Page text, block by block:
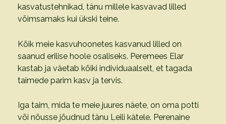
kasvatustehnikad, tänu millele kasvavad lilled
võimsamaks kui ükski teine.
Kõik meie kasvuhoonetes kasvanud lilled on
saanud erilise hoole osaliseks. Peremees Elar
kastab ja väetab kõiki individuaalselt, et tagada
taimede parim kasv ja tervis.
Iga taim, mida te meie juures näete, on oma potti
või nõusse jõudnud tänu Leili kätele. Perenaine